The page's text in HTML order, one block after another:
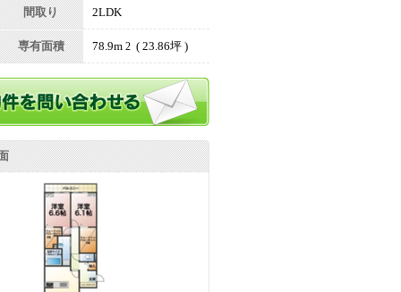
間取り 2LDK
専有面積 78.9m 2( 23.86坪 )